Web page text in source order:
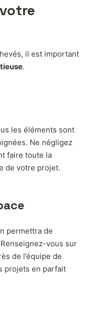
il est important
.
les éléments sont
Ne négligez
faire toute la
de votre projet.
permettra de
vous sur
de l’équipe de
projets en parfait